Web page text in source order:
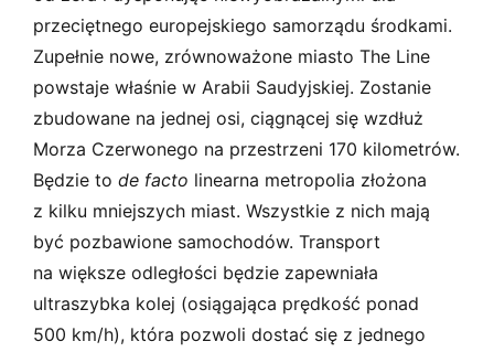
przeciętnego europejskiego samorządu środkami.
Zupełnie nowe, zrównoważone miasto The Line
powstaje właśnie w Arabii Saudyjskiej. Zostanie
zbudowane na jednej osi, ciągnącej się wzdłuż
Morza Czerwonego na przestrzeni 170 kilometrów.
Będzie to de facto linearna metropolia złożona
z kilku mniejszych miast. Wszystkie z nich mają
być pozbawione samochodów. Transport
na większe odległości będzie zapewniała
ultraszybka kolej (osiągająca prędkość ponad
500 km/h), która pozwoli dostać się z jednego